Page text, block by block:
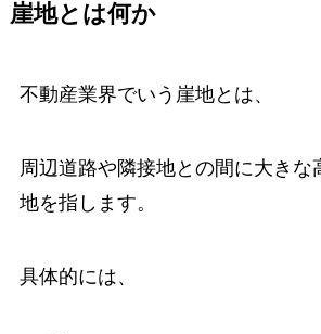
崖地とは何か
不動産業界でいう崖地とは、
周辺道路や隣接地との間に大きな
地を指します。
具体的には、